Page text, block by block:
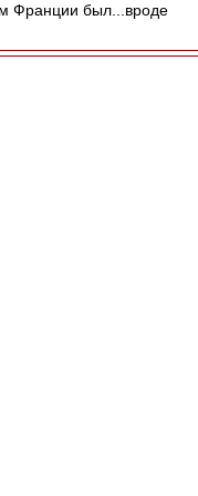
Франции был...вроде